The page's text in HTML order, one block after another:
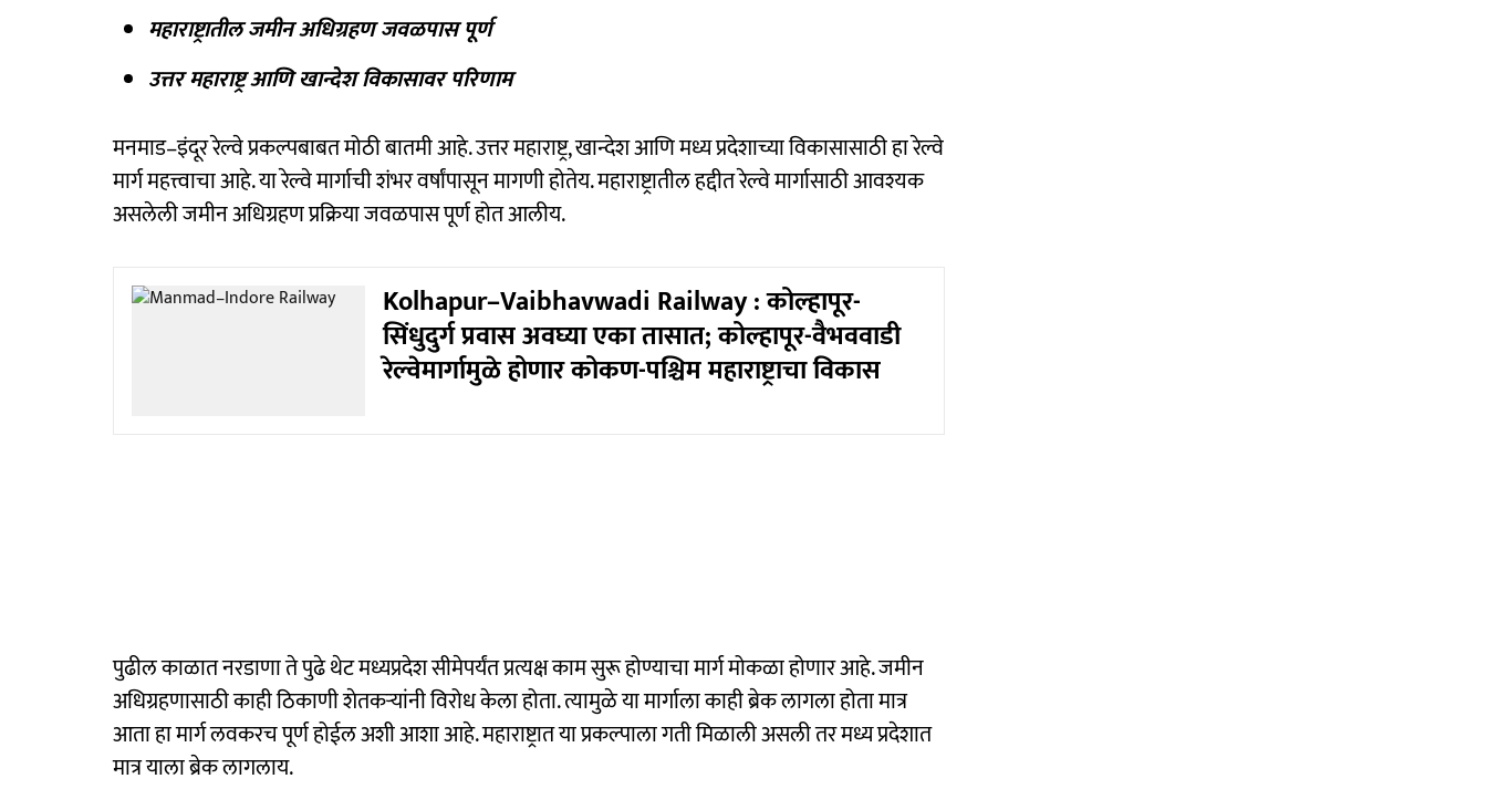
महाराष्ट्रातील जमीन अधिग्रहण जवळपास पूर्ण
उत्तर महाराष्ट्र आणि खान्देश विकासावर परिणाम
मनमाड–इंदूर रेल्वे प्रकल्पबाबत मोठी बातमी आहे. उत्तर महाराष्ट्र, खान्देश आणि मध्य प्रदेशाच्या विकासासाठी हा रेल्वे
मार्ग महत्त्वाचा आहे. या रेल्वे मार्गाची शंभर वर्षांपासून मागणी होतेय. महाराष्ट्रातील हद्दीत रेल्वे मार्गासाठी आवश्यक
असलेली जमीन अधिग्रहण प्रक्रिया जवळपास पूर्ण होत आलीय.
Kolhapur–Vaibhavwadi Railway : कोल्हापूर-
सिंधुदुर्ग प्रवास अवघ्या एका तासात; कोल्हापूर-वैभववाडी
रेल्वेमार्गामुळे होणार कोकण-पश्चिम महाराष्ट्राचा विकास
पुढील काळात नरडाणा ते पुढे थेट मध्यप्रदेश सीमेपर्यंत प्रत्यक्ष काम सुरू होण्याचा मार्ग मोकळा होणार आहे. जमीन
अधिग्रहणासाठी काही ठिकाणी शेतकऱ्यांनी विरोध केला होता. त्यामुळे या मार्गाला काही ब्रेक लागला होता मात्र
आता हा मार्ग लवकरच पूर्ण होईल अशी आशा आहे. महाराष्ट्रात या प्रकल्पाला गती मिळाली असली तर मध्य प्रदेशात
मात्र याला ब्रेक लागलाय.